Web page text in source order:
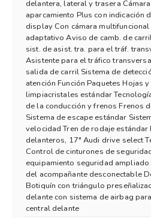
delantera, lateral y trasera
aparcamiento Plus con indicación
display Con cámara
adaptativo Aviso de camb. de
sist. de asist. tra. para el tráf.
Asistente para el tráfico
salida de carril Sistema de
atención Función Paquetes Hojas
limpiacristales estándar
de la conducción y frenos Frenos
Sistema de escape estándar
velocidad Tren de rodaje estándar
delanteros, 17" Audi drive select
Control de cinturones de
equipamiento seguridad
del acompañante desconectable
Botiquín con triángulo
delante con sistema de airbag
central delante